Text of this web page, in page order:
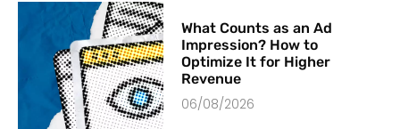
What Counts as an Ad
Impression? How to
Optimize It for Higher
Revenue
06/08/2026